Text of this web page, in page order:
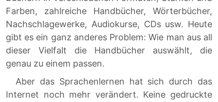
Farben, zahlreiche Handbücher, Wörterbücher,
Nachschlagewerke, Audiokurse, CDs usw. Heute
gibt es ein ganz anderes Problem: Wie man aus all
dieser Vielfalt die Handbücher auswählt, die
genau zu einem passen.
Aber das Sprachenlernen hat sich durch das
Internet noch mehr verändert. Keine gedruckte